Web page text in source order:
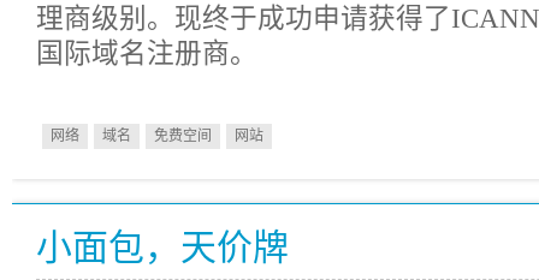
理商级别。现终于成功申请获得了
国际域名注册商。
网络 域名 免费空间 网站
小面包，天价牌